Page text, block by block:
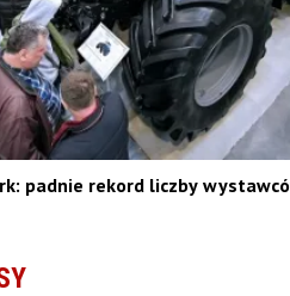
padnie rekord liczby